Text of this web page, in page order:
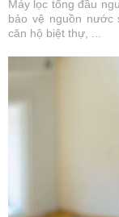
Máy lọc tổng đầu
bảo vệ nguồn nước
căn hộ biệt thự, ...